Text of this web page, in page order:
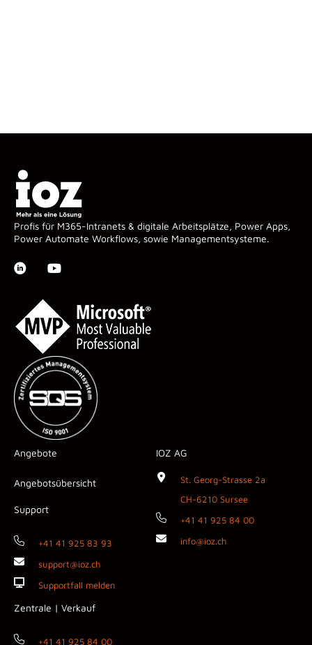
Profis für M365-Intranets & digitale Arbeitsplätze, Power Apps,
Power Automate Workflows, sowie Managementsysteme.
Angebote
Angebotsübersicht
Support
+41 41 925 83 93
support@ioz.ch
Supportfall melden
Zentrale | Verkauf
+41 41 925 84 00
IOZ AG
St. Georg-Strasse 2a
CH-6210 Sursee
+41 41 925 84 00
info@ioz.ch